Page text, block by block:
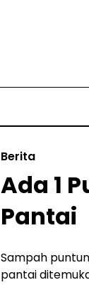
Berita
Ada 1
Pantai
Sampah
pantai